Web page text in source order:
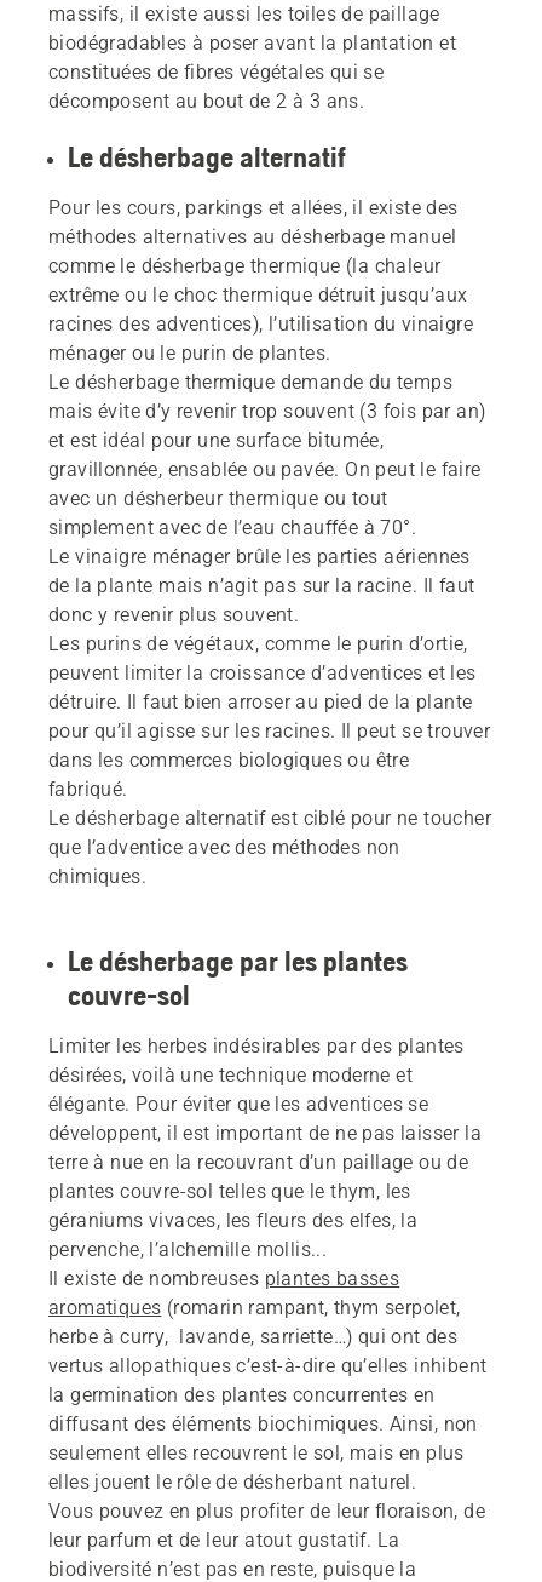
massifs, il existe aussi les toiles de paillage
biodégradables à poser avant la plantation et
constituées de fibres végétales qui se
décomposent au bout de 2 à 3 ans.
Le désherbage alternatif
Pour les cours, parkings et allées, il existe des
méthodes alternatives au désherbage manuel
comme le désherbage thermique (la chaleur
extrême ou le choc thermique détruit jusqu’aux
racines des adventices), l’utilisation du vinaigre
ménager ou le purin de plantes.
Le désherbage thermique demande du temps
mais évite d’y revenir trop souvent (3 fois par an)
et est idéal pour une surface bitumée,
gravillonnée, ensablée ou pavée. On peut le faire
avec un désherbeur thermique ou tout
simplement avec de l’eau chauffée à 70°.
Le vinaigre ménager brûle les parties aériennes
de la plante mais n’agit pas sur la racine. Il faut
donc y revenir plus souvent.
Les purins de végétaux, comme le purin d’ortie,
peuvent limiter la croissance d’adventices et les
détruire. Il faut bien arroser au pied de la plante
pour qu’il agisse sur les racines. Il peut se trouver
dans les commerces biologiques ou être
fabriqué.
Le désherbage alternatif est ciblé pour ne toucher
que l’adventice avec des méthodes non
chimiques.
Le désherbage par les plantes
couvre-sol
Limiter les herbes indésirables par des plantes
désirées, voilà une technique moderne et
élégante. Pour éviter que les adventices se
développent, il est important de ne pas laisser la
terre à nue en la recouvrant d’un paillage ou de
plantes couvre-sol telles que le thym, les
géraniums vivaces, les fleurs des elfes, la
pervenche, l’alchemille mollis...
Il existe de nombreuses plantes basses
aromatiques (romarin rampant, thym serpolet,
herbe à curry, lavande, sarriette…) qui ont des
vertus allopathiques c’est-à-dire qu’elles inhibent
la germination des plantes concurrentes en
diffusant des éléments biochimiques. Ainsi, non
seulement elles recouvrent le sol, mais en plus
elles jouent le rôle de désherbant naturel.
Vous pouvez en plus profiter de leur floraison, de
leur parfum et de leur atout gustatif. La
biodiversité n’est pas en reste, puisque la